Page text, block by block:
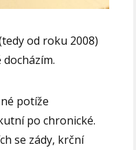
od roku 2008)
potíže
po chronické.
se zády, krční